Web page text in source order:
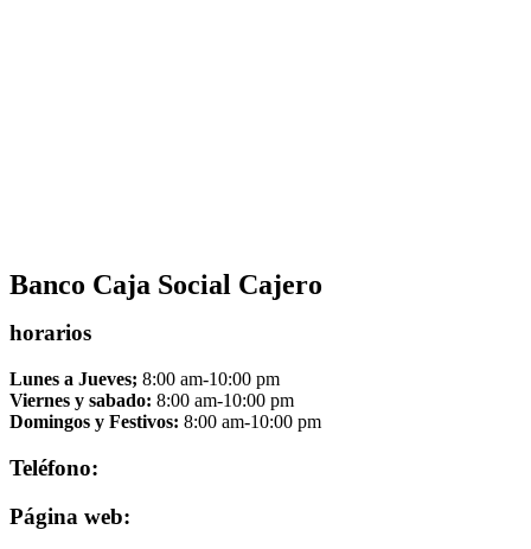
Banco Caja Social Cajero
horarios
Lunes a Jueves; 8:00 am-10:00 pm
Viernes y sabado: 8:00 am-10:00 pm
Domingos y Festivos: 8:00 am-10:00 pm
Teléfono:
Página web: